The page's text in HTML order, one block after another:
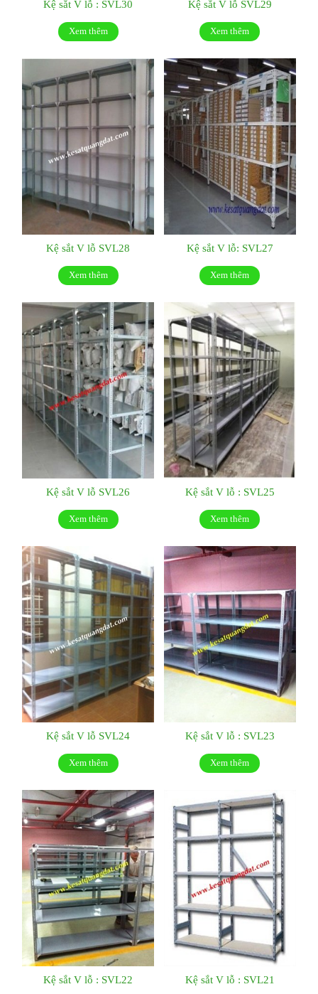
Kệ sắt V lỗ : SVL30
Xem thêm
Kệ sắt V lỗ SVL29
Xem thêm
Kệ sắt V lỗ SVL28
Xem thêm
Kệ sắt V lỗ: SVL27
Xem thêm
Kệ sắt V lỗ SVL26
Xem thêm
Kệ sắt V lỗ : SVL25
Xem thêm
Kệ sắt V lỗ SVL24
Xem thêm
Kệ sắt V lỗ : SVL23
Xem thêm
Kệ sắt V lỗ : SVL22 Kệ sắt V lỗ : SVL21